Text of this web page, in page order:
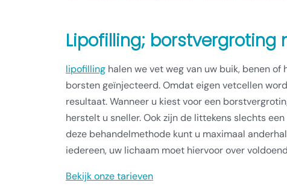
Lipofilling;
lipofilling halen we vet weg van uw buik, benen of
borsten geïnjecteerd. Omdat eigen vetcellen
resultaat. Wanneer u kiest voor een
herstelt u sneller. Ook zijn de littekens slechts
deze behandelmethode kunt u maximaal
iedereen, uw lichaam moet hiervoor over
Bekijk onze tarieven